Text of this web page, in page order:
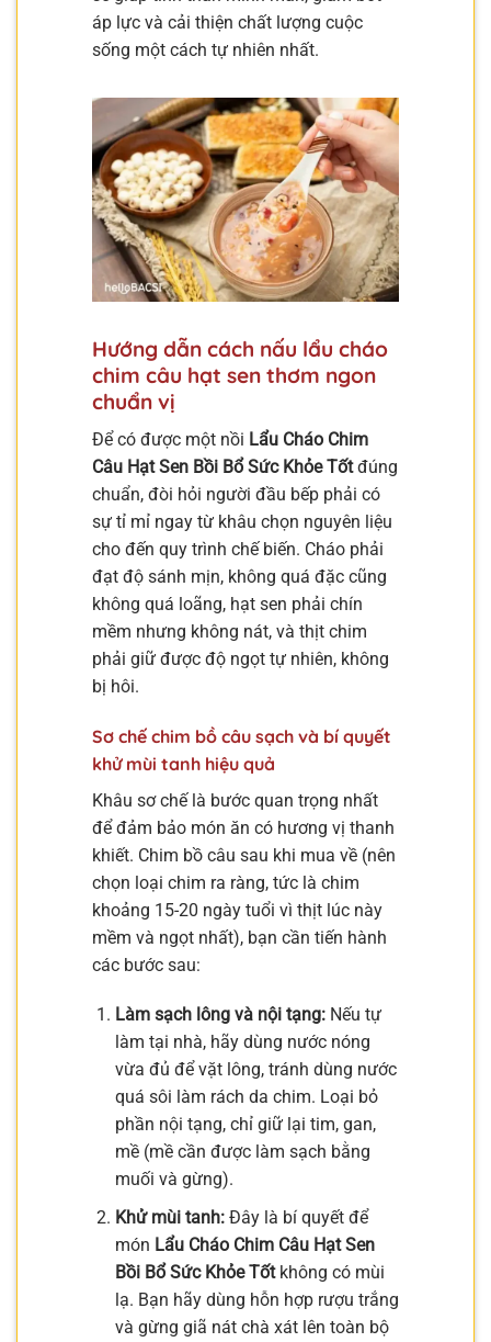
áp lực và cải thiện chất lượng cuộc
sống một cách tự nhiên nhất.
Hướng dẫn cách nấu lẩu cháo
chim câu hạt sen thơm ngon
chuẩn vị
Để có được một nồi Lẩu Cháo Chim
Câu Hạt Sen Bồi Bổ Sức Khỏe Tốtđúng
chuẩn, đòi hỏi người đầu bếp phải có
sự tỉ mỉ ngay từ khâu chọn nguyên liệu
cho đến quy trình chế biến. Cháo phải
đạt độ sánh mịn, không quá đặc cũng
không quá loãng, hạt sen phải chín
mềm nhưng không nát, và thịt chim
phải giữ được độ ngọt tự nhiên, không
bị hôi.
Sơ chế chim bồ câu sạch và bí quyết
khử mùi tanh hiệu quả
Khâu sơ chế là bước quan trọng nhất
để đảm bảo món ăn có hương vị thanh
khiết. Chim bồ câu sau khi mua về (nên
chọn loại chim ra ràng, tức là chim
khoảng 15-20 ngày tuổi vì thịt lúc này
mềm và ngọt nhất), bạn cần tiến hành
các bước sau:
Làm sạch lông và nội tạng:Nếu tự
làm tại nhà, hãy dùng nước nóng
vừa đủ để vặt lông, tránh dùng nước
quá sôi làm rách da chim. Loại bỏ
phần nội tạng, chỉ giữ lại tim, gan,
mề (mề cần được làm sạch bằng
muối và gừng).
Khử mùi tanh:Đây là bí quyết để
món Lẩu Cháo Chim Câu Hạt Sen
Bồi Bổ Sức Khỏe Tốtkhông có mùi
lạ. Bạn hãy dùng hỗn hợp rượu trắng
và gừng giã nát chà xát lên toàn bộ